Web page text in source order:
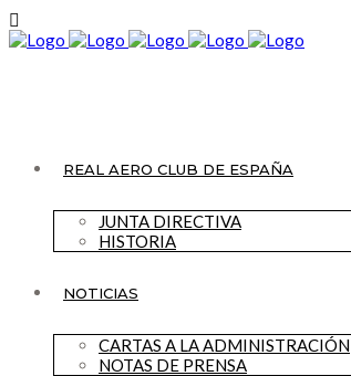
REAL AERO CLUB DE ESPAÑA
JUNTA DIRECTIVA
HISTORIA
NOTICIAS
CARTAS A LA ADMINISTRACIÓN
NOTAS DE PRENSA